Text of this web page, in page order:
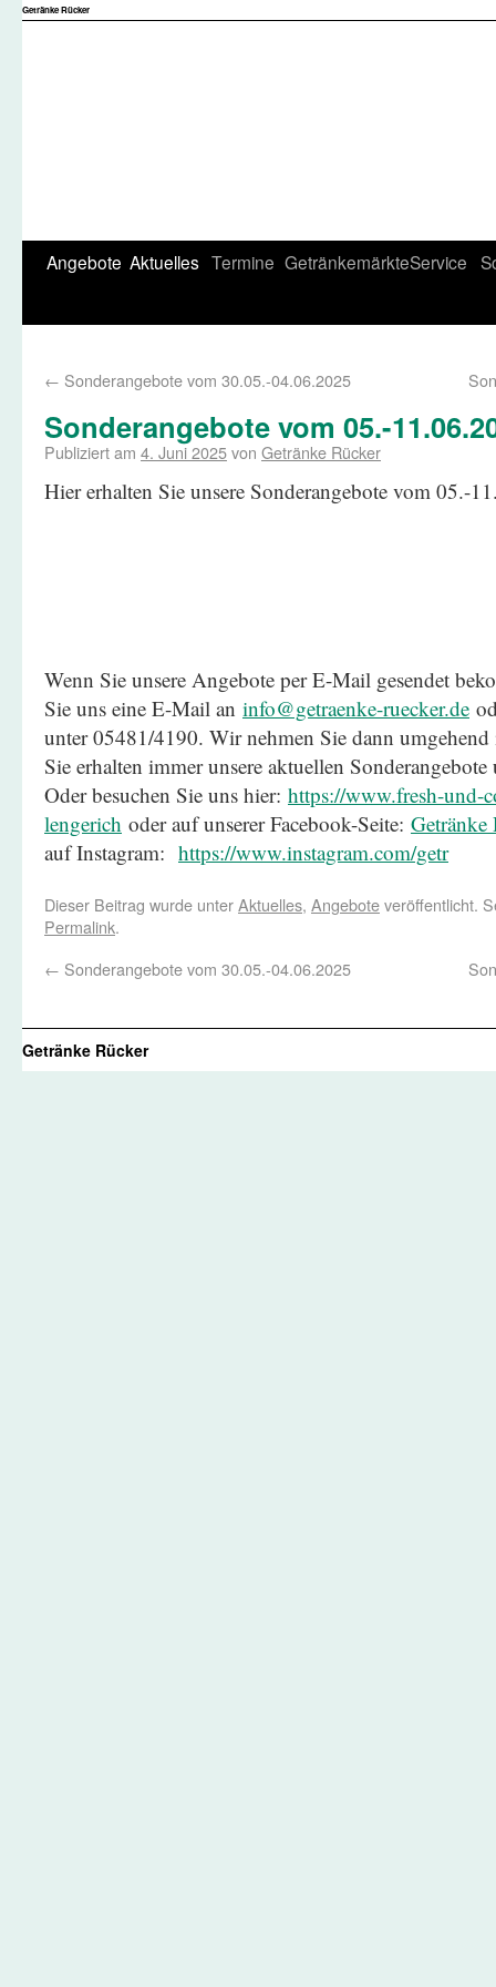
Getränke Rücker
Angebote Aktuelles Termine GetränkemärkteService
← Sonderangebote vom 30.05.-04.06.2025
Sonderangebote vom 05.-
Publiziert am 4. Juni 2025von Getränke Rücker
Hier erhalten Sie unsere Sonderangebote vom 05.-
Wenn Sie unsere Angebote per E-Mail gesendet
Sie uns eine E-Mail an info@getraenke-ruecker.de
unter 05481/4190. Wir nehmen Sie dann
Sie erhalten immer unsere aktuellen
Oder besuchen Sie uns hier: https://www.fresh-und-
lengerich oder auf unserer Facebook-Seite: Getränke
auf Instagram: https://www.instagram.com/getr
Dieser Beitrag wurde unterAktuelles, Angeboteveröffentlicht.
Permalink.
← Sonderangebote vom 30.05.-04.06.2025
Getränke Rücker